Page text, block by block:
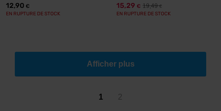
12,90 €
EN RUPTURE DE STOCK
15,29 € 19,49€
EN RUPTURE DE STOCK
Afficher plus
1 2